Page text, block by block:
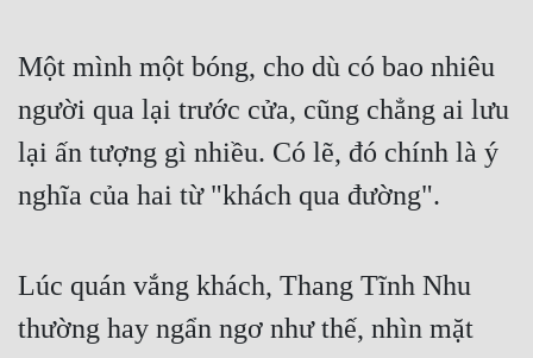
Gia Đấu
Góc Nhìn Nam
Huyền Nghi
Huyền Ảo
Một mình một bóng, cho dù có bao nhiêu
người qua lại trước cửa, cũng chẳng ai lưu
lại ấn tượng gì nhiều. Có lẽ, đó chính là ý
nghĩa của hai từ "khách qua đường".
Lúc quán vắng khách, Thang Tĩnh Nhu
thường hay ngẩn ngơ như thế, nhìn mặt